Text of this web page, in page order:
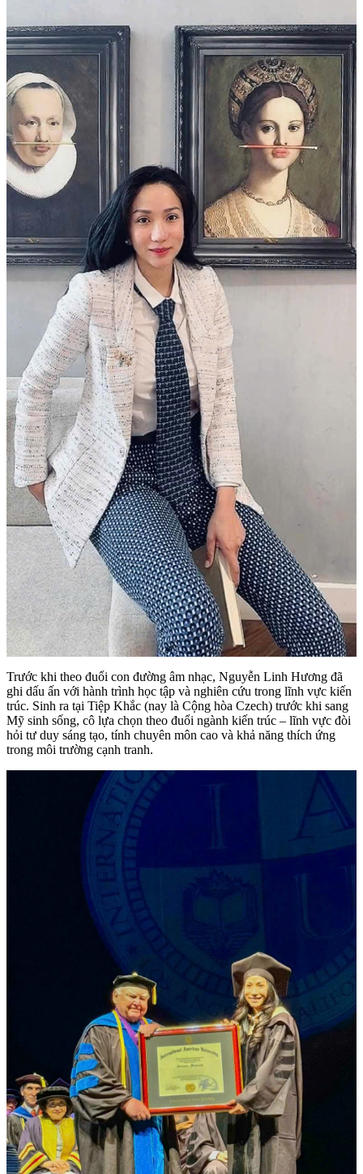
Trước khi theo đuổi con đường âm nhạc, Nguyễn Linh Hương đã
ghi dấu ấn với hành trình học tập và nghiên cứu trong lĩnh vực kiến
trúc. Sinh ra tại Tiệp Khắc (nay là Cộng hòa Czech) trước khi sang
Mỹ sinh sống, cô lựa chọn theo đuổi ngành kiến trúc – lĩnh vực đòi
hỏi tư duy sáng tạo, tính chuyên môn cao và khả năng thích ứng
trong môi trường cạnh tranh.